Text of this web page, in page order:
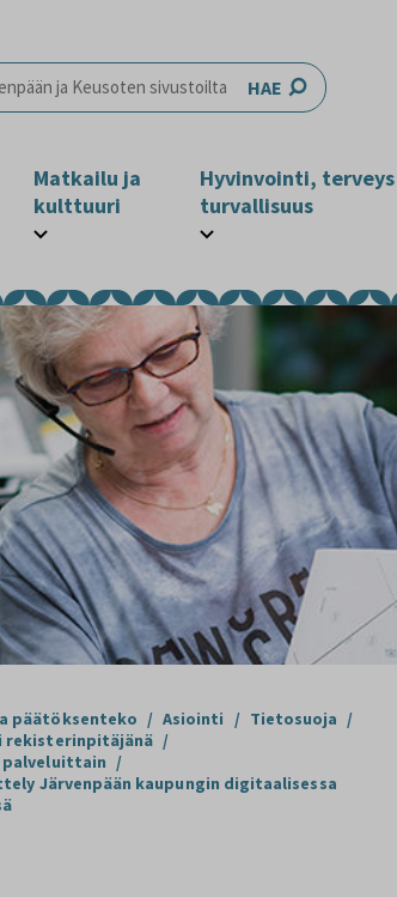
HAE
Matkailu ja
kulttuuri
Hyvinvointi,
turvallisuus
päätöksenteko / Asiointi / Tietosuoja /
rekisterinpitäjänä /
/
Järvenpään kaupungin digitaalisessa